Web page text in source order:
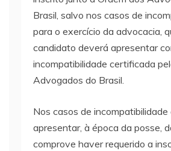
Brasil, salvo nos casos de
para o exercício da advocacia,
candidato deverá apresentar
incompatibilidade certificada
Advogados do Brasil.
Nos casos de incompatibilidade
apresentar, à época da posse,
comprove haver requerido a